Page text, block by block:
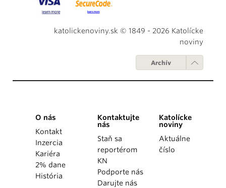
katolickenoviny.sk © 1849 - 2026 Katolícke
noviny
Archív
O nás
Kontakt
Inzercia
Kariéra
2% dane
História
Kontaktujte
nás
Staň sa
reportérom
KN
Podporte nás
Darujte nás
Katolícke
noviny
Aktuálne
číslo